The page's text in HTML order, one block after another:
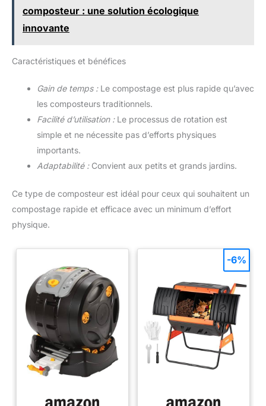
composteur : une solution écologique
innovante
Caractéristiques et bénéfices
Gain de temps :Le compostage est plus rapide qu’avec
les composteurs traditionnels.
Facilité d’utilisation :Le processus de rotation est
simple et ne nécessite pas d’efforts physiques
importants.
Adaptabilité :Convient aux petits et grands jardins.
Ce type de composteur est idéal pour ceux qui souhaitent un
compostage rapide et efficace avec un minimum d’effort
physique.
-6%